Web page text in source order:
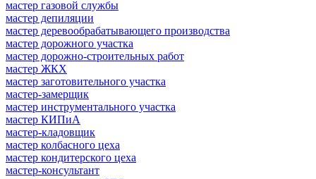
мастер газовой службы
мастер депиляции
мастер деревообрабатывающего производства
мастер дорожного участка
мастер дорожно-строительных работ
мастер ЖКХ
мастер заготовительного участка
мастер-замерщик
мастер инструментального участка
мастер КИПиА
мастер-кладовщик
мастер колбасного цеха
мастер кондитерского цеха
мастер-консультант